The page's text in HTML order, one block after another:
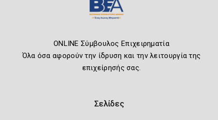
ONLINE Σύμβουλος Επιχειρηματία
Όλα όσα αφορούν την ίδρυση και την λειτουργία της
επιχείρησής σας.
Σελίδες